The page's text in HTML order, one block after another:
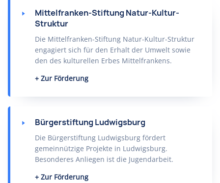
Mittelfranken-Stiftung Natur-Kultur-
Struktur
Die Mittelfranken-Stiftung Natur-Kultur-Struktur
engagiert sich für den Erhalt der Umwelt sowie
den des kulturellen Erbes Mittelfrankens.
Zur Förderung
Bürgerstiftung Ludwigsburg
Die Bürgerstiftung Ludwigsburg fördert
gemeinnützige Projekte in Ludwigsburg.
Besonderes Anliegen ist die Jugendarbeit.
Zur Förderung